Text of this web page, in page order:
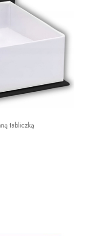
tabliczką